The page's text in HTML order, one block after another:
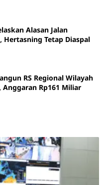
Alasan Jalan
Hertasning Tetap Diaspal
RS Regional Wilayah
Rp161 Miliar